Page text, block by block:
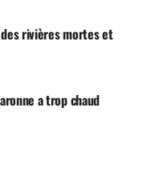
des rivières mortes et
a trop chaud